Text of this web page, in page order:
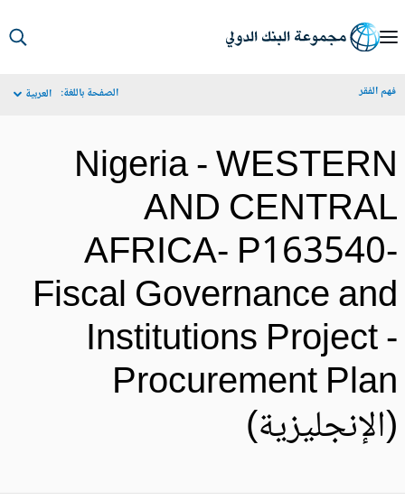
الفقر الصفحة باللغة: العربية
Nigeria -
AND
AFRICA-
Fiscal Governance
Institutions Project
Procurement